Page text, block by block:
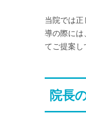
当院では
導の際には
てご提案し
院長